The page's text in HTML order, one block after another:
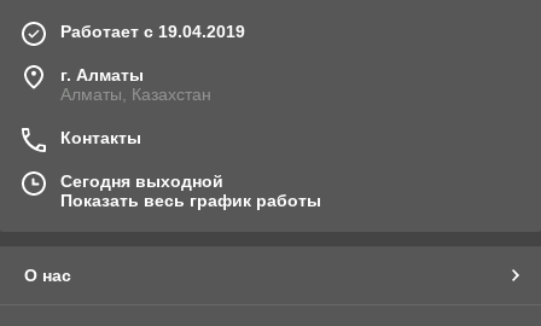
Работает с 19.04.2019
г. Алматы
Алматы, Казахстан
Контакты
Сегодня выходной
Показать весь график работы
О нас